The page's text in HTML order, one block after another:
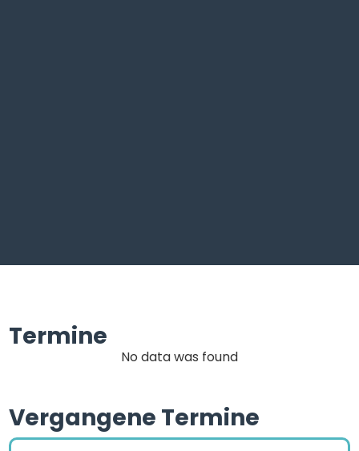
Termine
No data was found
Vergangene Termine